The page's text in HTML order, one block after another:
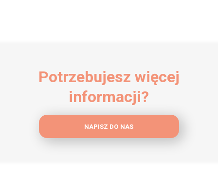
Potrzebujesz więcej
informacji?
NAPISZ DO NAS